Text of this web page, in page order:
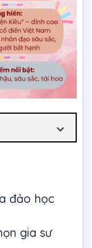
đảo học
gia sư